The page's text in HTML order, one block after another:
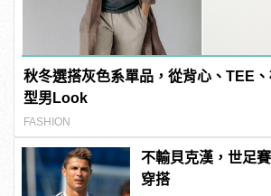
秋冬選搭灰色系單品，從背心、TEE
型男Look
FASHION
不輸貝克漢，世足
穿搭